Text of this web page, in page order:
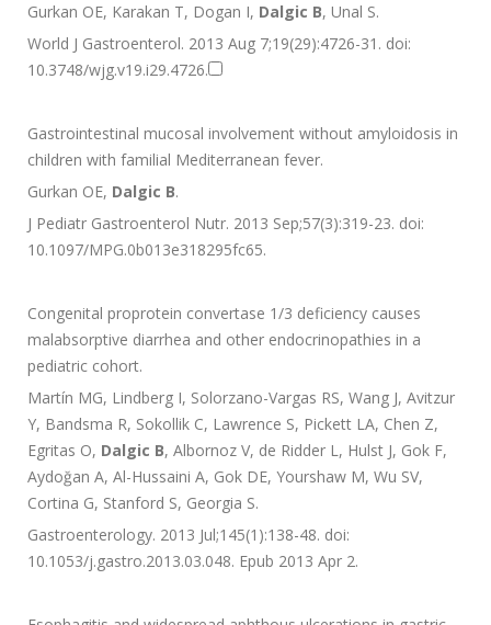
Gurkan OE, Karakan T, Dogan I, Dalgic B, Unal S.
World J Gastroenterol. 2013 Aug 7;19(29):4726-31. doi:
10.3748/wjg.v19.i29.4726.
Gastrointestinal mucosal involvement without amyloidosis in
children with familial Mediterranean fever.
Gurkan OE, Dalgic B.
J Pediatr Gastroenterol Nutr. 2013 Sep;57(3):319-23. doi:
10.1097/MPG.0b013e318295fc65.
Congenital proprotein convertase 1/3 deficiency causes
malabsorptive diarrhea and other endocrinopathies in a
pediatric cohort.
Martín MG, Lindberg I, Solorzano-Vargas RS, Wang J, Avitzur
Y, Bandsma R, Sokollik C, Lawrence S, Pickett LA, Chen Z,
Egritas O, Dalgic B, Albornoz V, de Ridder L, Hulst J, Gok F,
Aydoğan A, Al-Hussaini A, Gok DE, Yourshaw M, Wu SV,
Cortina G, Stanford S, Georgia S.
Gastroenterology. 2013 Jul;145(1):138-48. doi:
10.1053/j.gastro.2013.03.048. Epub 2013 Apr 2.